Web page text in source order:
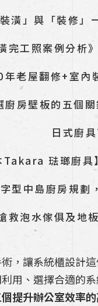
裝潢」與「裝修
完工照案例分
年老屋翻修+室
廚房壁板的五個
日式廚
Takara 琺瑯廚
型中島廚房規劃
救泡水傢俱及地
，讓系統櫃設計
用、選擇合適的
提升辦公室效率